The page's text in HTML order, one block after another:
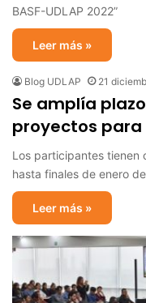
BASF-UDLAP 2022”
Leer más »
Blog UDLAP 21
Se amplía
proyectos para
Los participantes tienen
hasta finales de enero
Leer más »